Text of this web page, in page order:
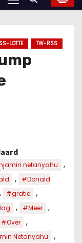
LOTTE TW-RSS
netanyahu ,
,
#Donald
, #gratie ,
, #Meer ,
#Over ,
Netanyahu ,